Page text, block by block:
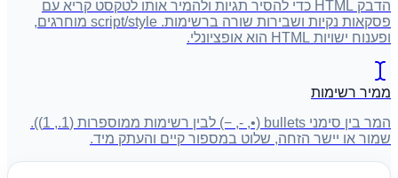
הדבק HTML כדי להסיר תגיות ולהמיר אותו לטקסט קריא עם
פסקאות נקיות ושבירות שורה ברשימות. ‏script/style מוחרגים,
ופענוח ישויות HTML הוא אופציונלי.
ממיר רשימות
המר בין סימני bullets ‏(•, -, −) לבין רשימות ממוספרות ‏(1., 1)).
שמור או יישר הזחה, שלוט במספור קיים והעתק מיד.